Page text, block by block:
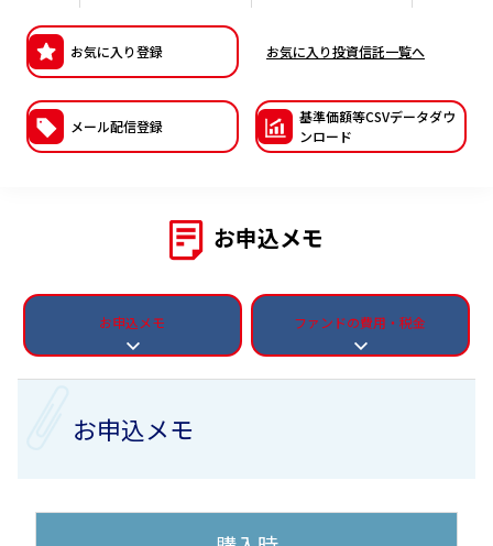
日本版スチュワードシップ・コードへの対応
サステナビリティレポート等
お気に入り登録 お気に入り投資信託一覧へ
メール配信登録
基準価額等CSVデータダウ
ンロード
お申込メモ
お申込メモ ファンドの費用・税金
お申込メモ